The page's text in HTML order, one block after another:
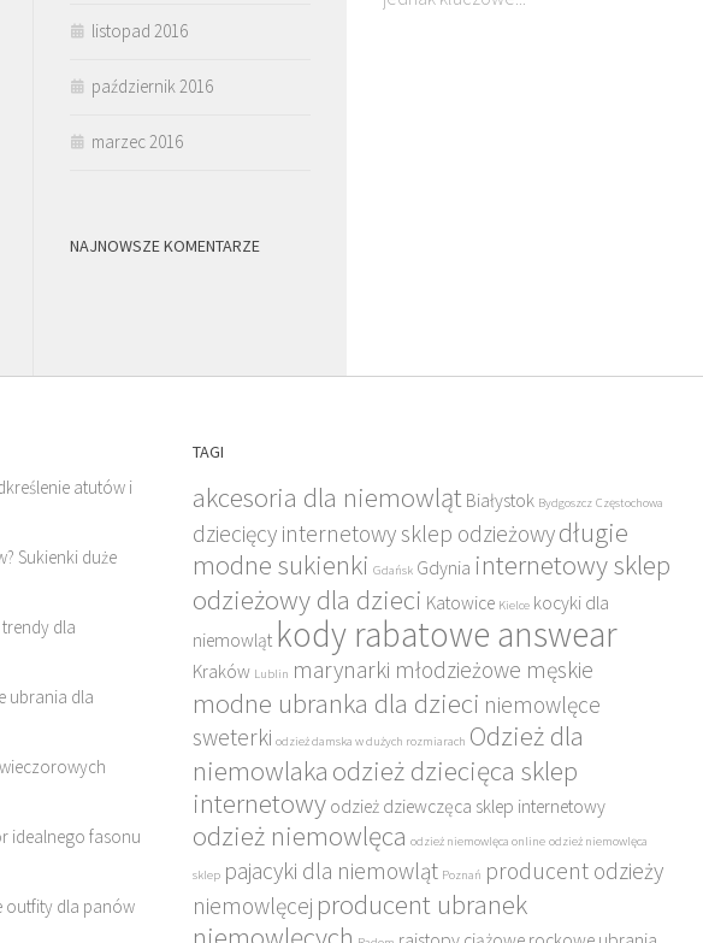
listopad 2016
październik 2016
marzec 2016
NAJNOWSZE KOMENTARZE
atutów i
Sukienki duże
dla
ubrania dla
idealnego fasonu
outfity dla panów
TAGI
akcesoria dla niemowląt Białystok Bydgoszcz Częstochowa
dziecięcy internetowy sklep odzieżowydługie
modne sukienki Gdańsk Gdynia internetowy sklep
odzieżowy dla dzieci Katowice Kielce kocyki dla
niemowląt kody rabatowe answear
Kraków Lublin marynarki młodzieżowe męskie
modne ubranka dla dzieci niemowlęce
sweterki odzież damska w dużych rozmiarach Odzież dla
niemowlaka odzież dziecięca sklep
internetowy odzież dziewczęca sklep internetowy
odzież niemowlęca odzież niemowlęca online odzież niemowlęca
sklep pajacyki dla niemowląt Poznań producent odzieży
niemowlęcej producent ubranek